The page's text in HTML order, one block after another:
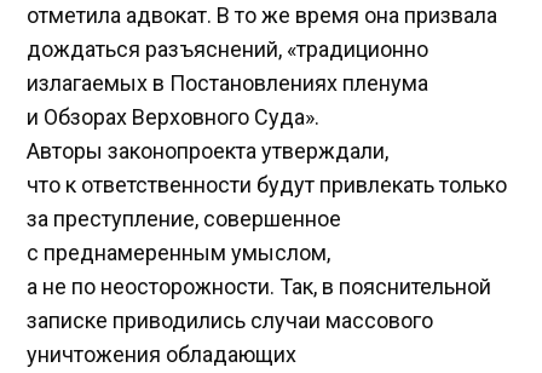
отметила адвокат. В то же время она призвала
дождаться разъяснений, «традиционно
излагаемых в Постановлениях пленума
и Обзорах Верховного Суда».
Авторы законопроекта утверждали,
что к ответственности будут привлекать только
за преступление, совершенное
с преднамеренным умыслом,
а не по неосторожности. Так, в пояснительной
записке приводились случаи массового
уничтожения обладающих